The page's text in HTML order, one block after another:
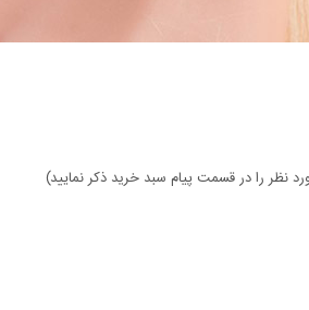
را در قسمت پیام سبد خرید ذکر نمایید)